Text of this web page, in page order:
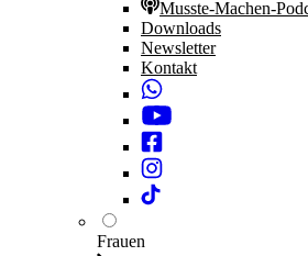
Musste-Machen-
Downloads
Newsletter
Kontakt
Frauen